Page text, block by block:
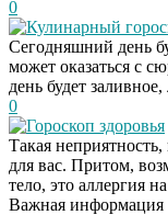
0
Кулинарный
Сегодняшний день
может оказаться с
день будет
0
Гороскоп здоровья
Такая
для вас. Притом,
тело, это аллергия
Важная информация